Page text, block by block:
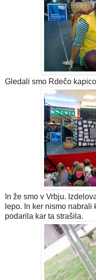
Gledali smo Rdečo
In že smo v Vrbju.
lepo. In ker nismo nabrali
podarila kar ta strašila.